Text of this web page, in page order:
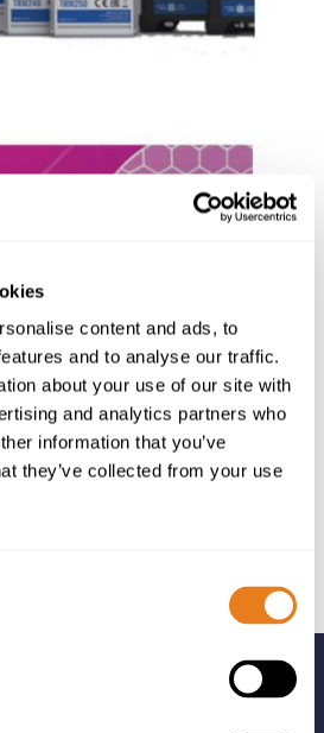
content and ads, to
and to analyse our traffic.
about your use of our site with
and analytics partners who
information that you’ve
they’ve collected from your use